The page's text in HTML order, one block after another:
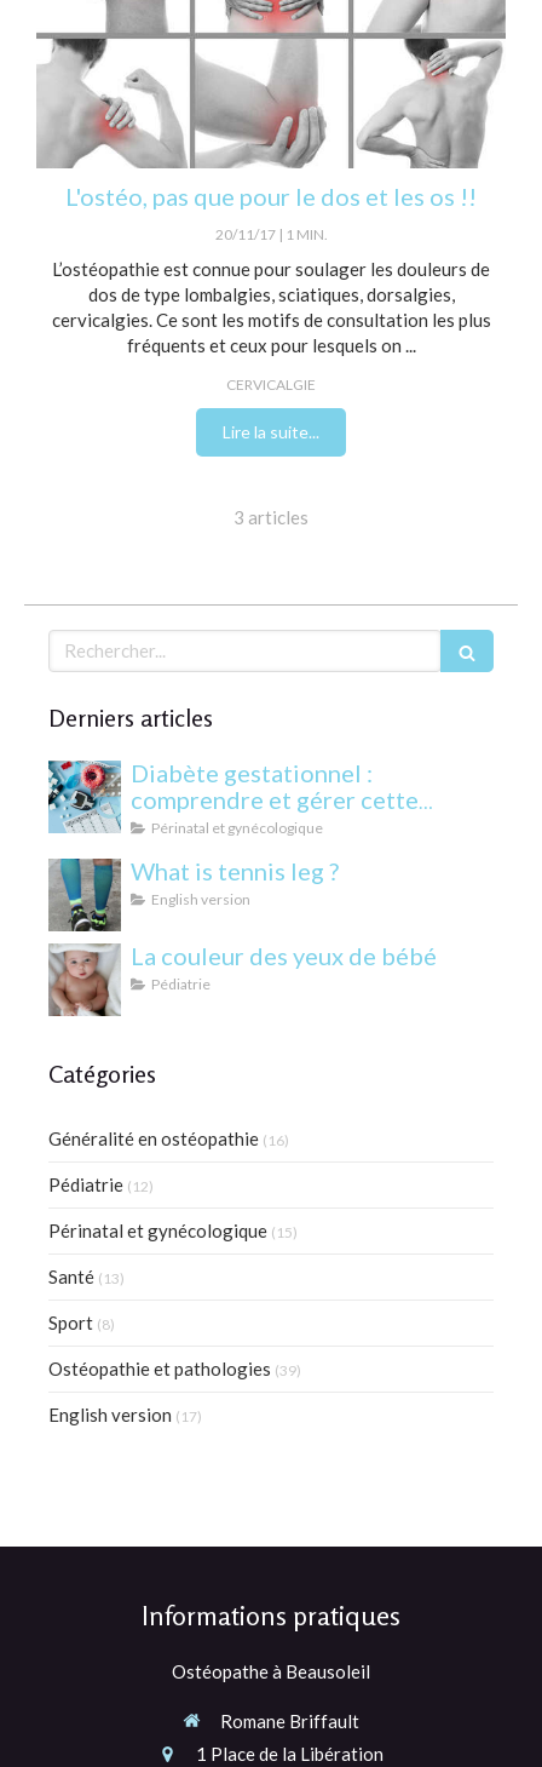
L'ostéo, pas que pour le dos et les os !!
20/11/17 1 MIN.
L’ostéopathie est connue pour soulager les douleurs de
dos de type lombalgies, sciatiques, dorsalgies,
cervicalgies. Ce sont les motifs de consultation les plus
fréquents et ceux pour lesquels on ...
CERVICALGIE
Lire la suite...
3 articles
Rechercher
Derniers articles
Diabète gestationnel :
comprendre et gérer cette
condition pendant la grossesse
Périnatal et gynécologique
What is tennis leg ?
English version
La couleur des yeux de bébé
Pédiatrie
Catégories
Généralité en ostéopathie (16)
Pédiatrie (12)
Périnatal et gynécologique (15)
Santé (13)
Sport (8)
Ostéopathie et pathologies (39)
English version (17)
Informations pratiques
Ostéopathe à Beausoleil
Romane Briffault
1 Place de la Libération